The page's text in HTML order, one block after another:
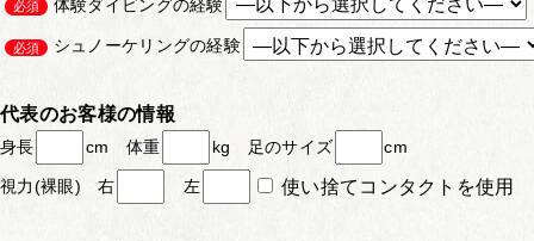
必須 体験ダイビングの経験
必須 シュノーケリングの経験
代表のお客様の情報
身長 cm 体重 kg 足のサイズ cm
視力(裸眼) 右 左 使い捨てコンタクトを使用